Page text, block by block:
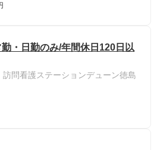
・日勤のみ/年間休日120日以
問看護ステーションデューン徳島